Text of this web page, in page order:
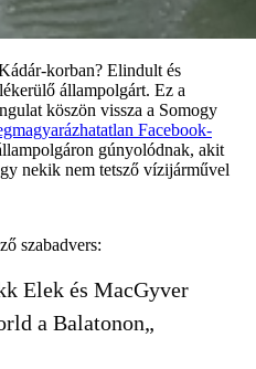
korban? Elindult és
állampolgárt. Ez a
köszön vissza a Somogy
Facebook-
gúnyolódnak, akit
nekik nem tetsző vízijárművel
szabadvers:
Elek és MacGyver
a Balatonon„